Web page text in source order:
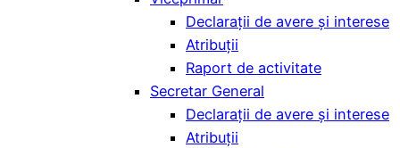
Declarații de avere și interese
Atribuții
Raport de activitate
Secretar General
Declarații de avere și interese
Atribuții